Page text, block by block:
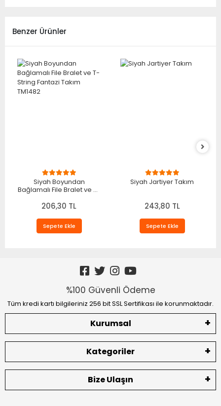
Benzer Ürünler
Siyah Boyundan
Bağlamalı File Bralet ve T-
TM1482
206,30 TL
Sepete Ekle
Siyah Jartiyer Takım
243,80 TL
Sepete Ekle
%100 Güvenli Ödeme
Tüm kredi kartı bilgileriniz 256 bit SSL Sertifikası ile korunmaktadır.
Kurumsal
Kategoriler
Bize Ulaşın